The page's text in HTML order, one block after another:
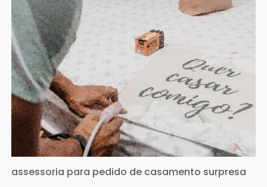
assessoria para pedido de casamento surpresa